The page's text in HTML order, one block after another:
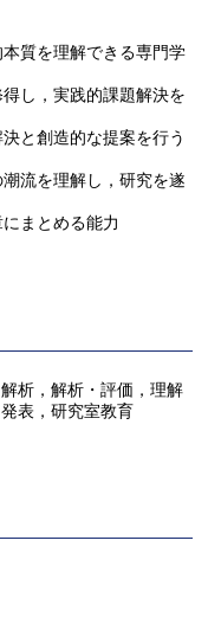
質を理解できる専門学
し，実践的課題解決を
と創造的な提案を行う
流を理解し，研究を遂
まとめる能力
析，解析・評価，理解
表，研究室教育